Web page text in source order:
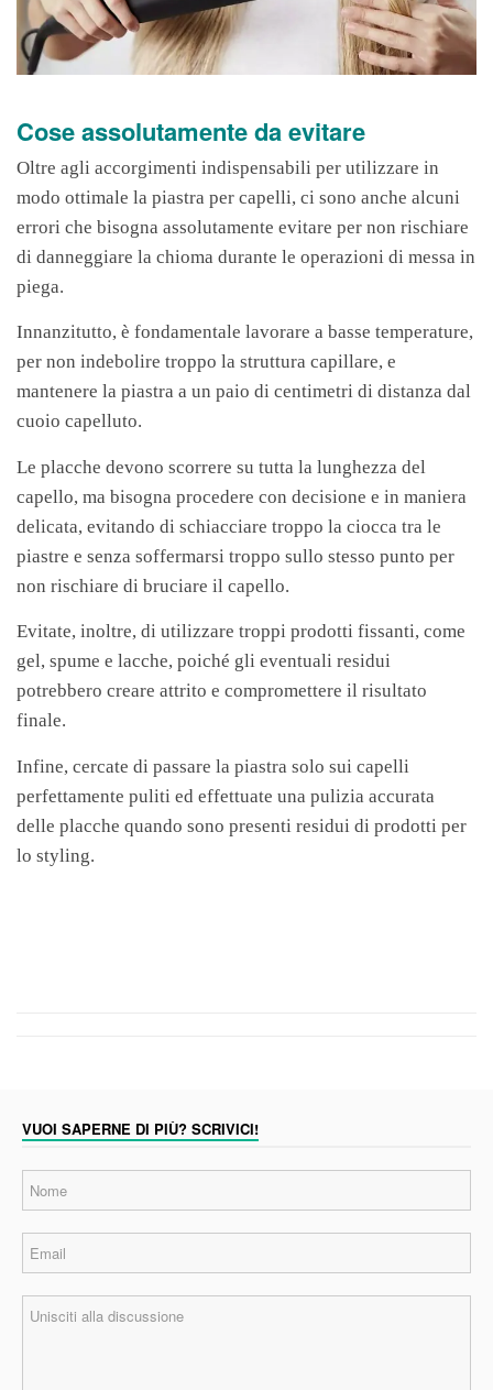
Cose assolutamente da evitare
Oltre agli accorgimenti indispensabili per utilizzare in
modo ottimale la piastra per capelli, ci sono anche alcuni
errori che bisogna assolutamente evitare per non rischiare
di danneggiare la chioma durante le operazioni di messa in
piega.
Innanzitutto, è fondamentale lavorare a basse temperature,
per non indebolire troppo la struttura capillare, e
mantenere la piastra a un paio di centimetri di distanza dal
cuoio capelluto.
Le placche devono scorrere su tutta la lunghezza del
capello, ma bisogna procedere con decisione e in maniera
delicata, evitando di schiacciare troppo la ciocca tra le
piastre e senza soffermarsi troppo sullo stesso punto per
non rischiare di bruciare il capello.
Evitate, inoltre, di utilizzare troppi prodotti fissanti, come
gel, spume e lacche, poiché gli eventuali residui
potrebbero creare attrito e compromettere il risultato
finale.
Infine, cercate di passare la piastra solo sui capelli
perfettamente puliti ed effettuate una pulizia accurata
delle placche quando sono presenti residui di prodotti per
lo styling.
VUOI SAPERNE DI PIÙ? SCRIVICI!